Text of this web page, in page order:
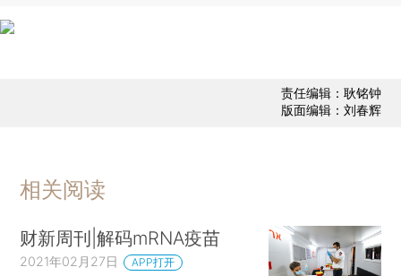
责任编辑：耿铭钟
版面编辑：刘春辉
相关阅读
财新周刊|解码mRNA疫苗
2021年02月27日 APP打开